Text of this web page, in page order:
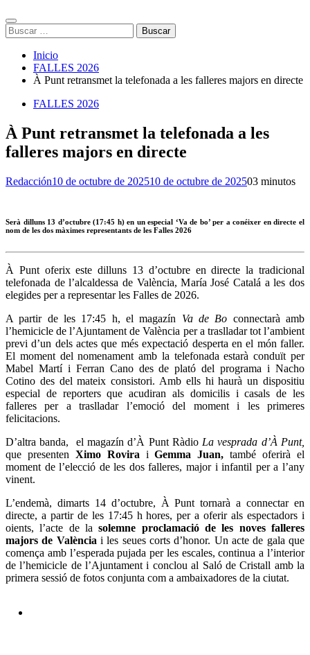
Buscar:
Inicio
FALLES 2026
À Punt retransmet la telefonada a les falleres majors en directe
FALLES 2026
À Punt retransmet la telefonada a les
falleres majors en directe
Redacción10 de octubre de 202510 de octubre de 202503 minutos
Serà dilluns 13 d’octubre (17:45 h) en un especial ‘Va de bo’ per a conéixer en directe el
nom de les dos màximes representants de les Falles 2026
À Punt oferix este dilluns 13 d’octubre en directe la tradicional
telefonada de l’alcaldessa de València, María José Catalá a les dos
elegides per a representar les Falles de 2026.
A partir de les 17:45 h, el magazín Va de Bo connectarà amb
l’hemicicle de l’Ajuntament de València per a traslladar tot l’ambient
previ d’un dels actes que més expectació desperta en el món faller.
El moment del nomenament amb la telefonada estarà conduït per
Mabel Martí i Ferran Cano des de plató del programa i Nacho
Cotino des del mateix consistori. Amb ells hi haurà un dispositiu
especial de reporters que acudiran als domicilis i casals de les
falleres per a traslladar l’emoció del moment i les primeres
felicitacions.
D’altra banda, el magazín d’À Punt Ràdio La vesprada d’À Punt,
que presenten Ximo Rovira iGemma Juan, també oferirà el
moment de l’elecció de les dos falleres, major i infantil per a l’any
vinent.
L’endemà, dimarts 14 d’octubre, À Punt tornarà a connectar en
directe, a partir de les 17:45 h hores, per a oferir als espectadors i
oients, l’acte de lasolemne proclamació de les noves falleres
majors de València i les seues corts d’honor. Un acte de gala que
comença amb l’esperada pujada per les escales, continua a l’interior
de l’hemicicle de l’Ajuntament i conclou al Saló de Cristall amb la
primera sessió de fotos conjunta com a ambaixadores de la ciutat.